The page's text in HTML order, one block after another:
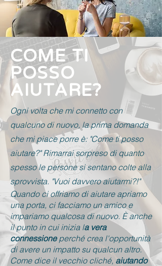
COME TI
POSSO
AIUTARE?
Ogni volta che mi connetto con
qualcuno di nuovo, la prima domanda
che mi piace porre è: "Come ti posso
aiutare?" Rimarrai sorpreso di quanto
spesso le persone si sentano colte alla
sprovvista. "Vuoi davvero aiutarmi?!"
Quando ci offriamo di aiutare apriamo
una porta, ci facciamo un amico e
impariamo qualcosa di nuovo. È anche
il punto in cui inizia la vera
connessioneperché crea l'opportunità
di avere un impatto su qualcun altro.
Come dice il vecchio cliché, aiutando